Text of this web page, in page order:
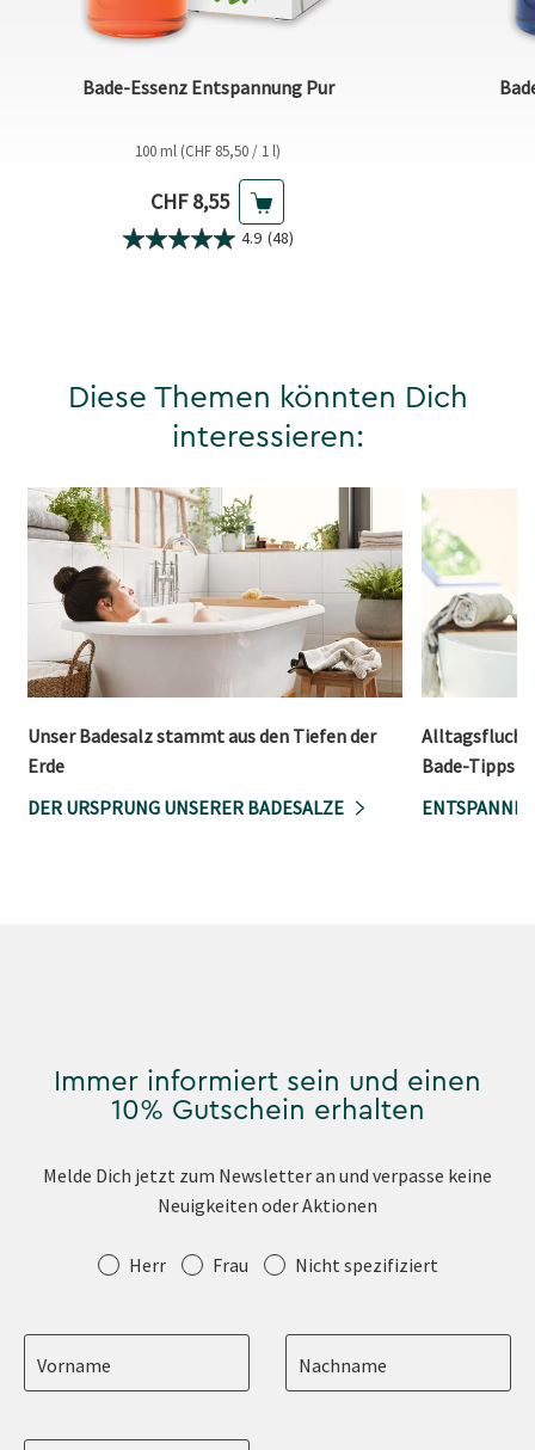
Bade-Essenz Entspannung Pur
100 ml (CHF 85,50 / 1 l)
Aktueller Preis
CHF 8,55
4.9 (48)
Diese Themen könnten Dich
interessieren:
Unser Badesalz stammt aus den Tiefen der
Erde
DER URSPRUNG UNSERER BADESALZE
Alltagsflucht
Bade-Tipps
Immer informiert sein und einen
10% Gutschein erhalten
Melde Dich jetzt zum Newsletter an und verpasse keine
Neuigkeiten oder Aktionen
Anrede Herr Frau Nicht spezifiziert
Vorname Nachname